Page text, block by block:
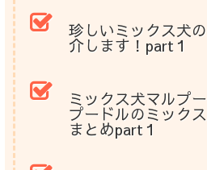
珍しいミックス犬
介します！part１
ミックス犬マルプ
プードルのミック
まとめpart１